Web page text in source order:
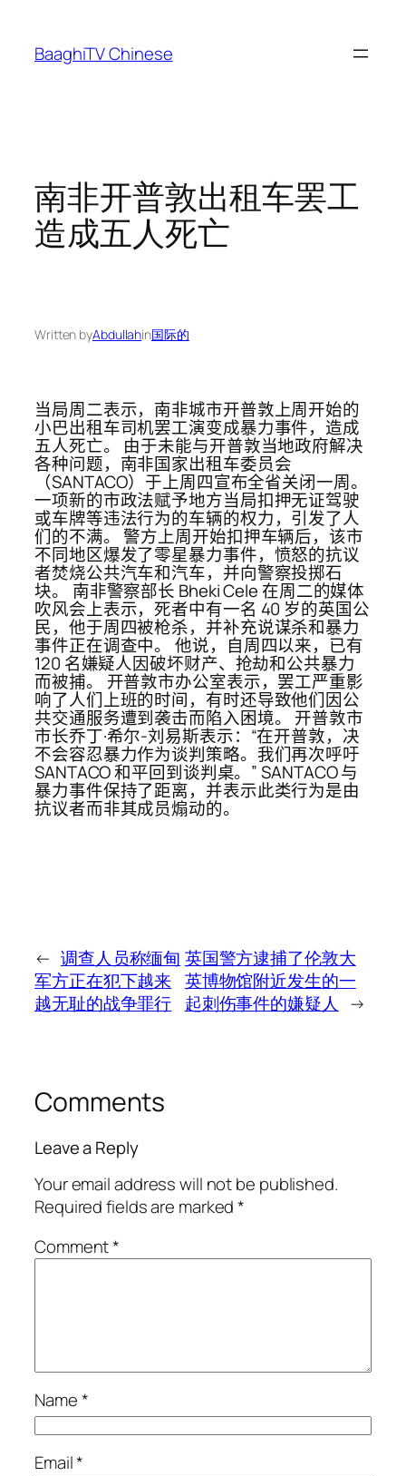
content
BaaghiTV Chinese
南非开普敦出租车罢工
造成五人死亡
Written byAbdullahin国际的
当局周二表示，南非城市开普敦上周开始的
小巴出租车司机罢工演变成暴力事件，造成
五人死亡。 由于未能与开普敦当地政府解决
各种问题，南非国家出租车委员会
（SANTACO）于上周四宣布全省关闭一周。
一项新的市政法赋予地方当局扣押无证驾驶
或车牌等违法行为的车辆的权力，引发了人
们的不满。 警方上周开始扣押车辆后，该市
不同地区爆发了零星暴力事件，愤怒的抗议
者焚烧公共汽车和汽车，并向警察投掷石
块。 南非警察部长 Bheki Cele 在周二的媒体
吹风会上表示，死者中有一名 40 岁的英国公
民，他于周四被枪杀，并补充说谋杀和暴力
事件正在调查中。 他说，自周四以来，已有
120 名嫌疑人因破坏财产、抢劫和公共暴力
而被捕。 开普敦市办公室表示，罢工严重影
响了人们上班的时间，有时还导致他们因公
共交通服务遭到袭击而陷入困境。 开普敦市
市长乔丁·希尔-刘易斯表示：“在开普敦，决
不会容忍暴力作为谈判策略。我们再次呼吁
SANTACO 和平回到谈判桌。” SANTACO 与
暴力事件保持了距离，并表示此类行为是由
抗议者而非其成员煽动的。
← 调查人员称缅甸
军方正在犯下越来
越无耻的战争罪行
英国警方逮捕了伦敦大
英博物馆附近发生的一
起刺伤事件的嫌疑人
→
Comments
Leave a Reply
Your email address will not be published.
Required fields are marked*
Comment*
Name*
Email*